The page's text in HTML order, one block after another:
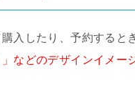
入したり、予約すると
などのデザインイメー